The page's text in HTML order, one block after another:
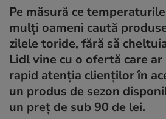
Pe măsură ce
mulți oameni caută
zilele toride, fără să
Lidl vine cu o ofertă care
rapid atenția clienților în
un produs de sezon
un preț de sub 90 de lei.